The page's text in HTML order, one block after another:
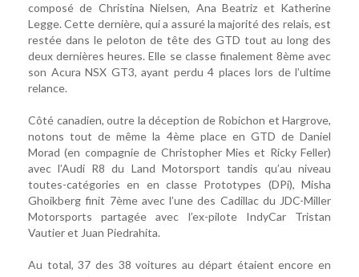
composé de Christina Nielsen, Ana Beatriz et Katherine
Legge. Cette dernière, qui a assuré la majorité des relais, est
restée dans le peloton de tête des GTD tout au long des
deux dernières heures. Elle se classe finalement 8ème avec
son Acura NSX GT3, ayant perdu 4 places lors de l’ultime
relance.
Côté canadien, outre la déception de Robichon et Hargrove,
notons tout de même la 4ème place en GTD de Daniel
Morad (en compagnie de Christopher Mies et Ricky Feller)
avec l’Audi R8 du Land Motorsport tandis qu’au niveau
toutes-catégories en en classe Prototypes (DPi), Misha
Ghoikberg finit 7ème avec l’une des Cadillac du JDC-Miller
Motorsports partagée avec l’ex-pilote IndyCar Tristan
Vautier et Juan Piedrahita.
Au total, 37 des 38 voitures au départ étaient encore en